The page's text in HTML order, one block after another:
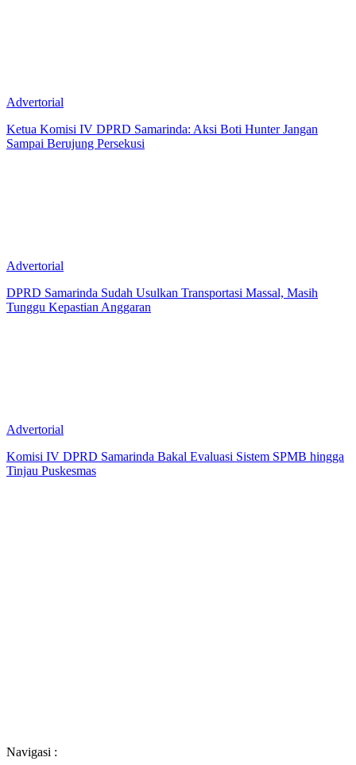
Advertorial
Ketua Komisi IV DPRD Samarinda: Aksi Boti Hunter Jangan
Sampai Berujung Persekusi
Advertorial
DPRD Samarinda Sudah Usulkan Transportasi Massal, Masih
Tunggu Kepastian Anggaran
Advertorial
Komisi IV DPRD Samarinda Bakal Evaluasi Sistem SPMB hingga
Tinjau Puskesmas
Navigasi :